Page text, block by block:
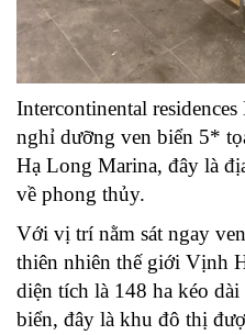
Intercontinental
nghỉ dưỡng ven biển 5*
Hạ Long Marina, đây là
về phong thủy.
Với vị trí nằm sát ngay
thiên nhiên thế giới Vịnh
diện tích là 148 ha kéo
biển, đây là khu đô thị